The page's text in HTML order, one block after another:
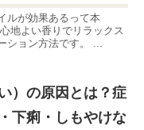
ルが効果あるって本
地よい香りでリラックス
ション方法です。 ...
）の原因とは？症
下痢・しもやけな